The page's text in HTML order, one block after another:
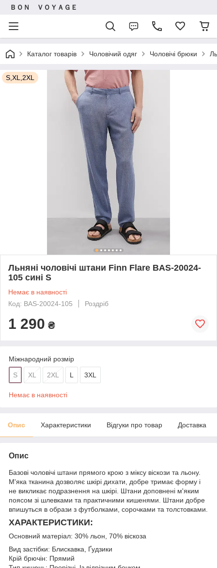
ＢＯＮ ＶＯＹＡＧＥ
Каталог товарів Чоловічий одяг Чоловічі брюки
S,XL,2XL
Льняні чоловічі штани Finn Flare BAS-20024-
105 сині S
Немає в наявності
Код: BAS-20024-105
Роздріб
1 290 ₴
Міжнародний розмір
S XL 2XL L 3XL
Немає в наявності
Опис Характеристики Відгуки про товар Доставка
Опис
Базові чоловічі штани прямого крою з міксу віскози та льону.
М'яка тканина дозволяє шкірі дихати, добре тримає форму і
не викликає подразнення на шкірі. Штани доповнені м'яким
поясом зі шлевками та практичними кишенями. Штани добре
впишуться в образи з футболками, сорочками та толстовками.
ХАРАКТЕРИСТИКИ:
Основний матеріал: 30% льон, 70% віскоза
Вид застібки: Блискавка, Ґудзики
Крій брючін: Прямий